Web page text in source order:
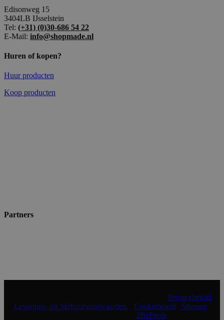
Edisonweg 15
3404LB IJsselstein
Tel: (+31) (0)30-686 54 22
E-Mail: info@shopmade.nl
Huren of kopen?
Huur producten
Koop producten
Partners
Privacybeleid
Leverings- en Verhuurvoorwaarden
Cookiebeleid Sitemap|
2BeFresh